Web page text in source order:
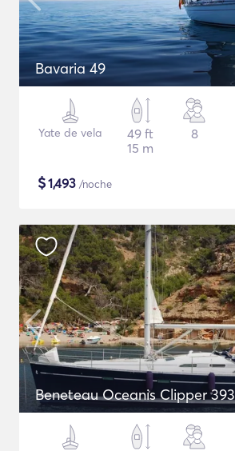
Bavaria 49
Yate de vela
49 ft
15 m
8
$1,493 /noche
Beneteau Oceanis Clipper 393